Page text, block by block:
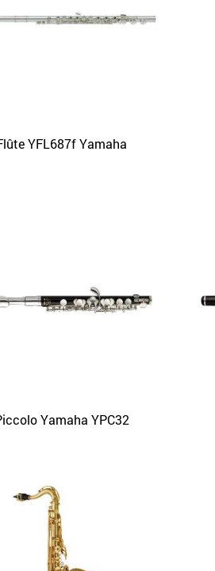
APERÇU
YFL687f Yamaha
APERÇU
Yamaha YPC32